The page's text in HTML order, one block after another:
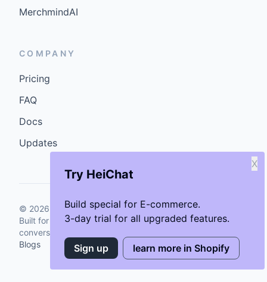
Try HeiChat
Build special for E-commerce.
3-day trial for all upgraded features.
X
Sign up learn more in Shopify
MerchmindAI
COMPANY
Pricing
FAQ
Docs
Updates
© 2026 GenCybers Inc. All rights reserved.
Built for storefronts that want faster answers and cleaner
conversions.
Blogs